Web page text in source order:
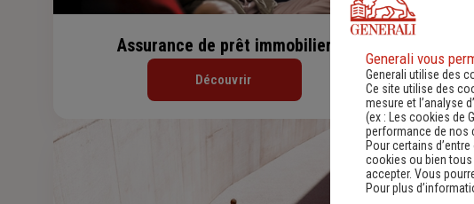
Assurance de prêt immobilier
Découvrir
Generali vous
Generali utilise des
Ce site utilise des
mesure et l’analyse
(ex : Les cookies de
performance de nos
Pour certains
cookies ou bien
accepter. Vous
Pour plus